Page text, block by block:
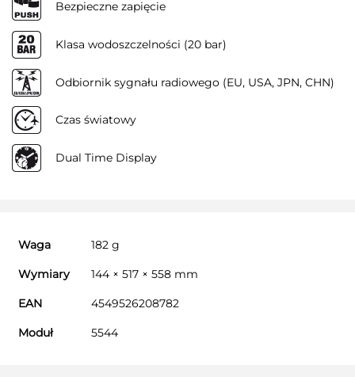
Bezpieczne zapięcie
Klasa wodoszczelności (20 bar)
Odbiornik sygnału radiowego (EU, USA, JPN, CHN)
Czas światowy
Dual Time Display
Waga 182 g
Wymiary 144 × 517 × 558 mm
EAN 4549526208782
Moduł 5544